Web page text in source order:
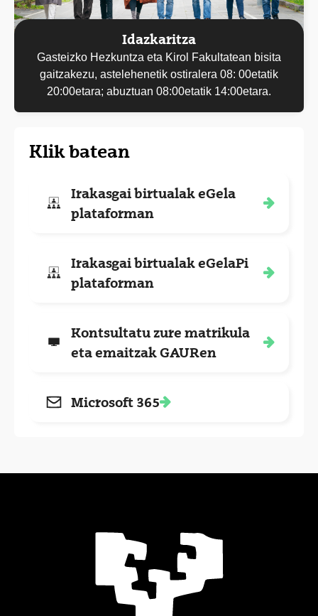
Idazkaritza
Gasteizko Hezkuntza eta Kirol Fakultatean bisita
gaitzakezu, astelehenetik ostiralera 08: 00etatik
20:00etara; abuztuan 08:00etatik 14:00etara.
Klik batean
Irakasgai birtualak eGela
plataforman
Irakasgai birtualak eGelaPi
plataforman
Kontsultatu zure matrikula
eta emaitzak GAURen
Microsoft 365